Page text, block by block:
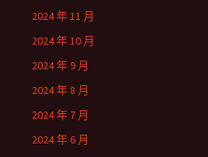
2024 年 11 月
2024 年 10 月
2024 年 9 月
2024 年 8 月
2024 年 7 月
2024 年 6 月